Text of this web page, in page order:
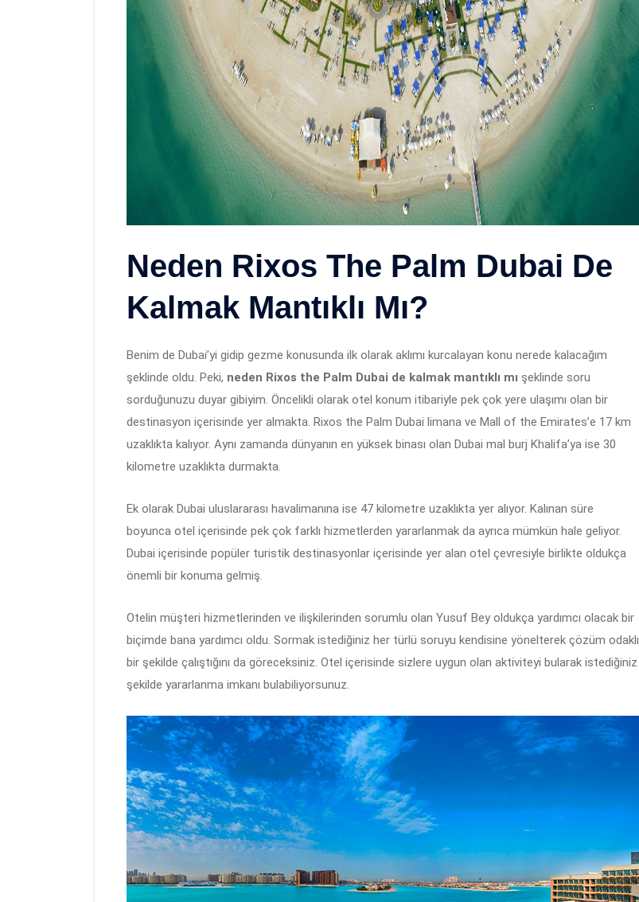
Neden Rixos The Palm Dubai De
Kalmak Mantıklı Mı?
Benim de Dubai’yi gidip gezme konusunda ilk olarak aklımı kurcalayan konu nerede kalacağım
şeklinde oldu. Peki, neden Rixos the Palm Dubai de kalmak mantıklı mı şeklinde soru
sorduğunuzu duyar gibiyim. Öncelikli olarak otel konum itibariyle pek çok yere ulaşımı olan bir
destinasyon içerisinde yer almakta. Rixos the Palm Dubai limana ve Mall of the Emirates’e 17 km
uzaklıkta kalıyor. Aynı zamanda dünyanın en yüksek binası olan Dubai mal burj Khalifa’ya ise 30
kilometre uzaklıkta durmakta.
Ek olarak Dubai uluslararası havalimanına ise 47 kilometre uzaklıkta yer alıyor. Kalınan süre
boyunca otel içerisinde pek çok farklı hizmetlerden yararlanmak da ayrıca mümkün hale geliyor.
Dubai içerisinde popüler turistik destinasyonlar içerisinde yer alan otel çevresiyle birlikte oldukça
önemli bir konuma gelmiş.
Otelin müşteri hizmetlerinden ve ilişkilerinden sorumlu olan Yusuf Bey oldukça yardımcı olacak bir
biçimde bana yardımcı oldu. Sormak istediğiniz her türlü soruyu kendisine yönelterek çözüm odaklı
bir şekilde çalıştığını da göreceksiniz. Otel içerisinde sizlere uygun olan aktiviteyi bularak istediğiniz
şekilde yararlanma imkanı bulabiliyorsunuz.